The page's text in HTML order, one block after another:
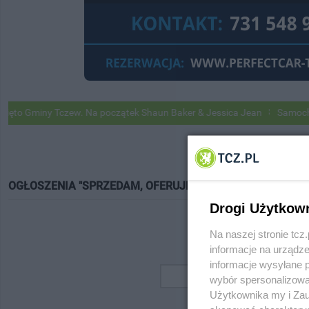
Gminy Tczew. Na początek Shaun Baker & Jessica Jean
OGŁOSZENIA "SPRZEDAM, OFERUJĘ"
Drogi
Na naszej stronie
informacje na
informacje wysyłane
wybór
Użytkownika my i